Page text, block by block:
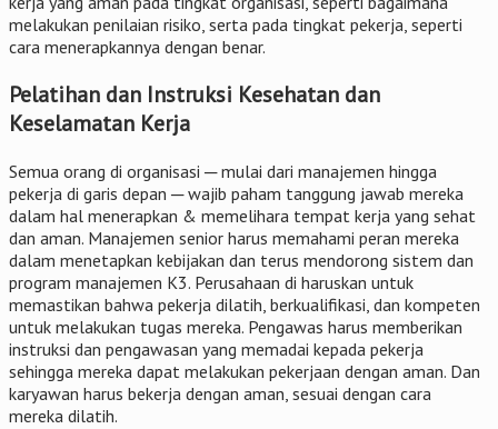
melakukan penilaian risiko, serta pada tingkat pekerja, seperti
cara menerapkannya dengan benar.
Pelatihan dan Instruksi Kesehatan dan
Keselamatan Kerja
Semua orang di organisasi ─ mulai dari manajemen hingga
pekerja di garis depan ─ wajib paham tanggung jawab mereka
dalam hal menerapkan & memelihara tempat kerja yang sehat
dan aman. Manajemen senior harus memahami peran mereka
dalam menetapkan kebijakan dan terus mendorong sistem dan
program manajemen K3. Perusahaan di haruskan untuk
memastikan bahwa pekerja dilatih, berkualifikasi, dan kompeten
untuk melakukan tugas mereka. Pengawas harus memberikan
instruksi dan pengawasan yang memadai kepada pekerja
sehingga mereka dapat melakukan pekerjaan dengan aman. Dan
karyawan harus bekerja dengan aman, sesuai dengan cara
mereka dilatih.